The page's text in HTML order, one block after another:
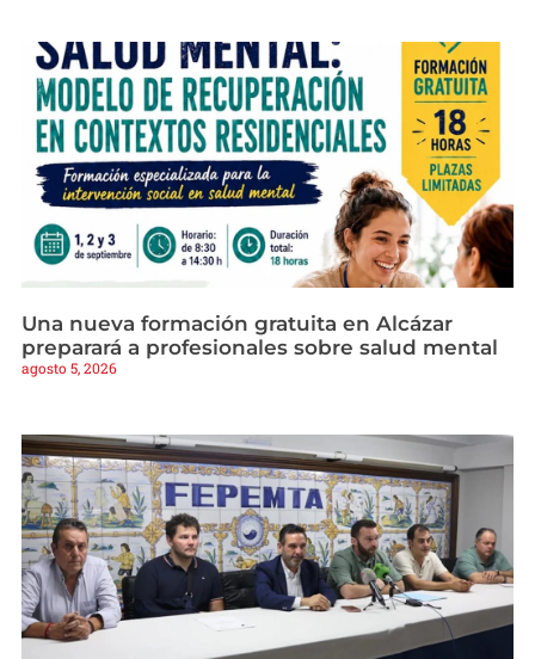
Una nueva formación gratuita en Alcázar
preparará a profesionales sobre salud mental
agosto 5, 2026